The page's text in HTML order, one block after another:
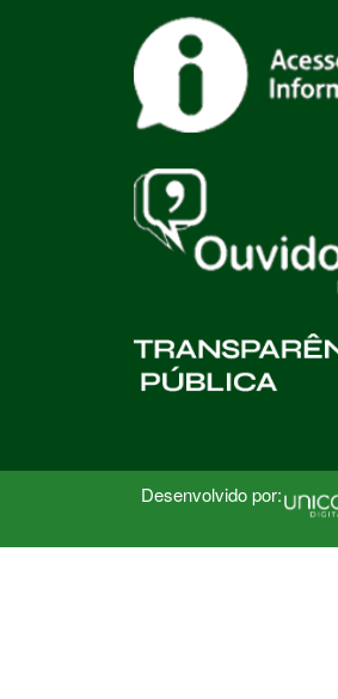
Desenvolvido por: